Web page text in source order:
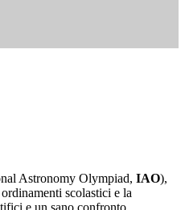
Astronomy Olympiad, IAO),
scolastici e la